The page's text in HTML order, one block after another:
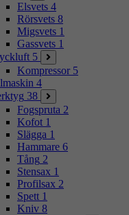
Elsvets 4
Rörsvets 8
Migsvets 1
Gassvets 1
5
Kompressor 5
4
38
Fogspruta 2
Kofot 1
Slägga 1
Hammare 6
Tång 2
Stensax 1
Profilsax 2
Spett 1
Kniv 8